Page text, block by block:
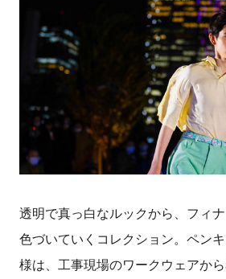
透明で真っ白なルックから、フィ
色づいていくコレクション。ペン
様は、工事現場のワークウェアから